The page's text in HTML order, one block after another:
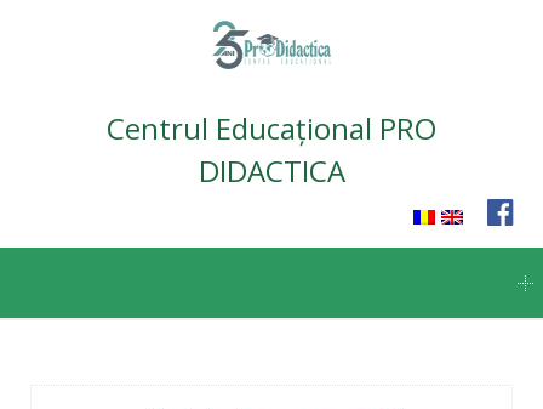
Centrul Educațional PRO
DIDACTICA
content